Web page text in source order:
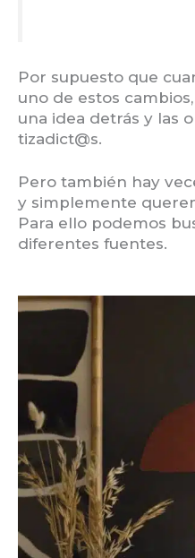
Por supuesto que
uno de estos
una idea detrás y las
tizadict@s.
Pero también hay
y simplemente
Para ello podemos
diferentes fuentes.